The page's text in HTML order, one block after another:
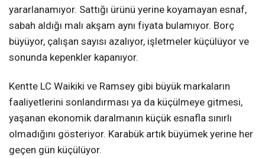
yararlanamıyor. Sattığı ürünü yerine koyamayan esnaf,
sabah aldığı malı akşam aynı fiyata bulamıyor. Borç
büyüyor, çalışan sayısı azalıyor, işletmeler küçülüyor ve
sonunda kepenkler kapanıyor.
Kentte LC Waikiki ve Ramsey gibi büyük markaların
faaliyetlerini sonlandırması ya da küçülmeye gitmesi,
yaşanan ekonomik daralmanın küçük esnafla sınırlı
olmadığını gösteriyor. Karabük artık büyümek yerine her
geçen gün küçülüyor.